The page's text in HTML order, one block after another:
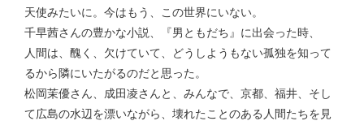
天使みたいに。今はもう、この世界にいない。
千早茜さんの豊かな小説、『男ともだち』に出会った時、
人間は、醜く、欠けていて、どうしようもない孤独を知って
るから隣にいたがるのだと思った。
松岡茉優さん、成田凌さんと、みんなで、京都、福井、そし
て広島の水辺を漂いながら、壊れたことのある人間たちを見